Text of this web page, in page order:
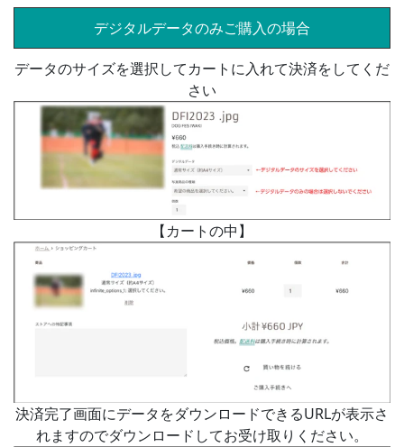
デジタルデータのみご購入の場合
データのサイズを選択してカートに入れて決済をしてくだ
さい
【カートの中】
決済完了画面にデータをダウンロードできるURLが表示さ
れますのでダウンロードしてお受け取りください。